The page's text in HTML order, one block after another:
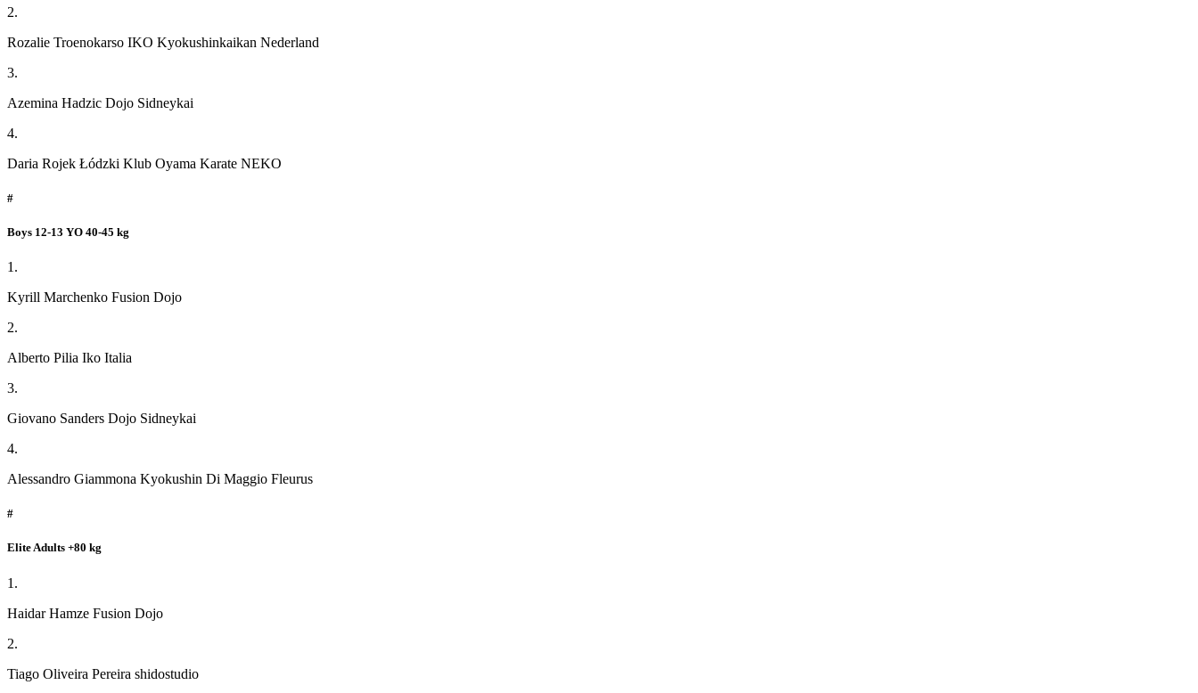
2.
Rozalie Troenokarso IKO Kyokushinkaikan Nederland
3.
Azemina Hadzic Dojo Sidneykai
4.
Daria Rojek Łódzki Klub Oyama Karate NEKO
#
Boys 12-13 YO 40-45 kg
1.
Kyrill Marchenko Fusion Dojo
2.
Alberto Pilia Iko Italia
3.
Giovano Sanders Dojo Sidneykai
4.
Alessandro Giammona Kyokushin Di Maggio Fleurus
#
Elite Adults +80 kg
1.
Haidar Hamze Fusion Dojo
2.
Tiago Oliveira Pereira shidostudio